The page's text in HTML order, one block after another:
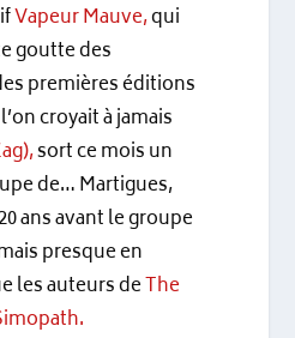
Vapeur Mauve,qui
goutte des
premières éditions
croyait à jamais
sort ce mois un
de… Martigues,
ans avant le groupe
presque en
les auteurs deThe